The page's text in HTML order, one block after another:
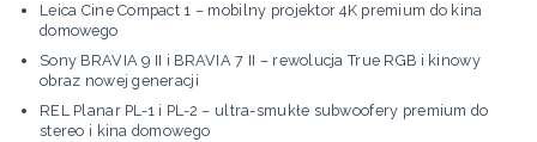
Leica Cine Compact 1 – mobilny projektor 4K premium do kina
domowego
Sony BRAVIA 9 II i BRAVIA 7 II – rewolucja True RGB i kinowy
obraz nowej generacji
REL Planar PL-1 i PL-2 – ultra-smukłe subwoofery premium do
stereo i kina domowego